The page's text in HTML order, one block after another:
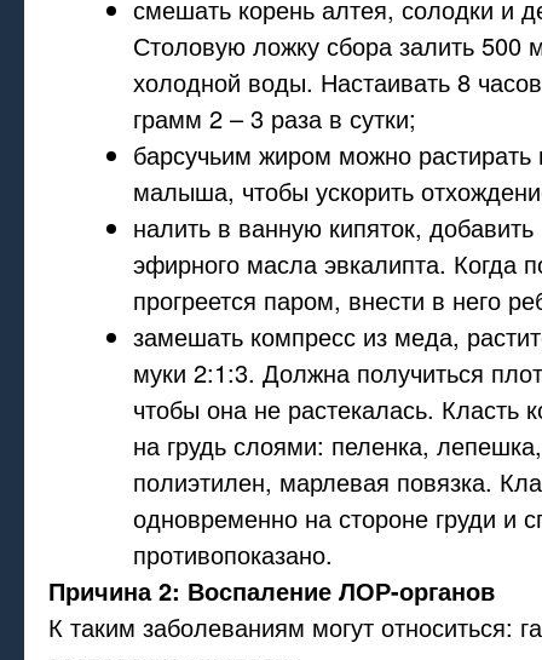
смешать корень алтея, солодки и
Столовую ложку сбора залить 500
холодной воды. Настаивать 8
грамм 2 – 3 раза в сутки;
барсучьим жиром можно растирать
малыша, чтобы ускорить
налить в ванную кипяток,
эфирного масла эвкалипта. Когда
прогреется паром, внести в него
замешать компресс из меда,
муки 2:1:3. Должна получиться
чтобы она не растекалась. Класть
на грудь слоями: пеленка,
полиэтилен, марлевая повязка.
одновременно на стороне груди и
противопоказано.
Причина 2: Воспаление ЛОР-органов
К таким заболеваниям могут относиться: